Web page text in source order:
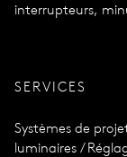
interrupteurs,
SERVICES
Systèmes de
luminaires /